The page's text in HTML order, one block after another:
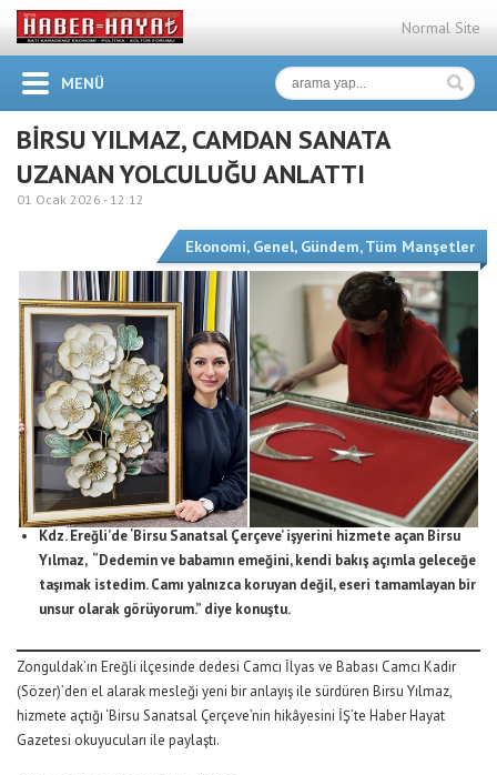
Normal Site
MENÜ
BİRSU YILMAZ, CAMDAN SANATA
UZANAN YOLCULUĞU ANLATTI
01 Ocak 2026 - 12:12
Ekonomi, Genel, Gündem,Tüm Manşetler
Kdz. Ereğli’de ‘Birsu Sanatsal Çerçeve’ işyerini hizmete açan Birsu
Yılmaz, “Dedemin ve babamın emeğini, kendi bakış açımla geleceğe
taşımak istedim. Camı yalnızca koruyan değil, eseri tamamlayan bir
unsur olarak görüyorum.” diye konuştu.
Zonguldak’ın Ereğli ilçesinde dedesi Camcı İlyas ve Babası Camcı Kadir
(Sözer)’den el alarak mesleği yeni bir anlayış ile sürdüren Birsu Yılmaz,
hizmete açtığı ‘Birsu Sanatsal Çerçeve’nin hikâyesini İŞ’te Haber Hayat
Gazetesi okuyucuları ile paylaştı.